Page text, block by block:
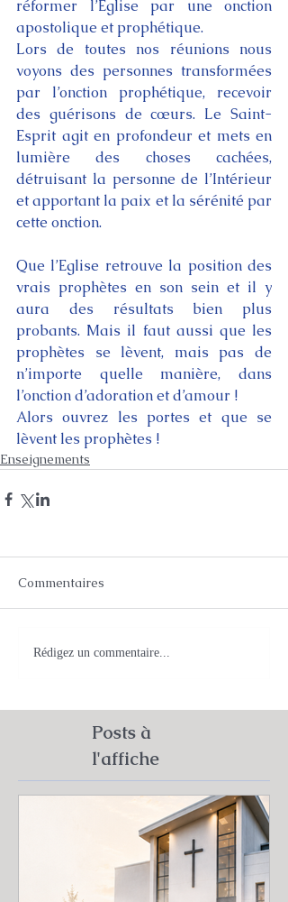
réformer l’Eglise par une onction
apostolique et prophétique.
Lors de toutes nos réunions nous
voyons des personnes transformées
par l’onction prophétique, recevoir
des guérisons de cœurs. Le Saint-
Esprit agit en profondeur et mets en
lumière des choses cachées,
détruisant la personne de l’Intérieur
et apportant la paix et la sérénité par
cette onction.
Que l’Eglise retrouve la position des
vrais prophètes en son sein et il y
aura des résultats bien plus
probants. Mais il faut aussi que les
prophètes se lèvent, mais pas de
n’importe quelle manière, dans
l’onction d’adoration et d’amour !
Alors ouvrez les portes et que se
lèvent les prophètes !
Enseignements
Commentaires
Rédigez un commentaire...
Posts à
l'affiche